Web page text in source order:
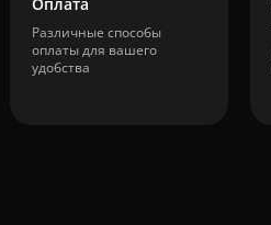
Различные способы
оплаты для вашего
удобства